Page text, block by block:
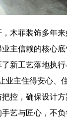
木菲装饰多年
主信赖的核心
新工艺落地执
业主住得安心、
控，确保设计
艺与匠心，不